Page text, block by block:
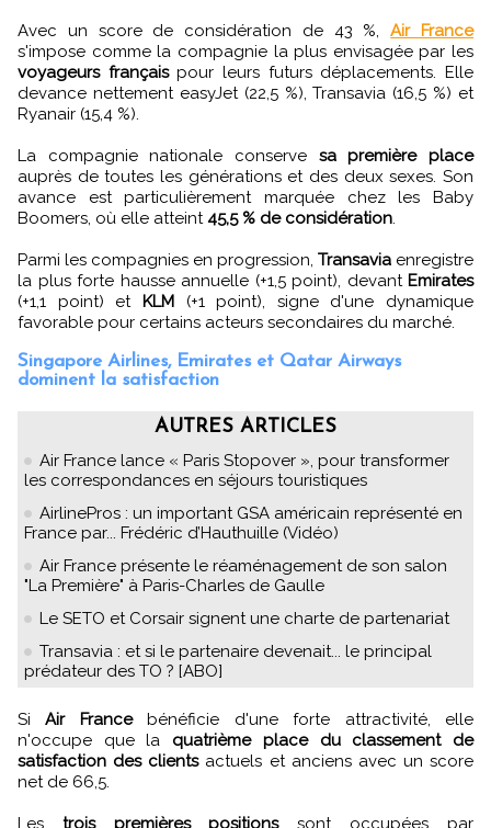
Avec un score de considération de 43 %,Air France
s'impose comme la compagnie la plus envisagée par les
voyageurs françaispour leurs futurs déplacements. Elle
devance nettement easyJet (22,5 %), Transavia (16,5 %) et
Ryanair (15,4 %).
La compagnie nationale conserve sa première place
auprès de toutes les générations et des deux sexes. Son
avance est particulièrement marquée chez les Baby
Boomers, où elle atteint 45,5 % de considération
Parmi les compagnies en progression, Transavia enregistre
la plus forte hausse annuelle (+1,5 point), devant Emirates
(+1,1 point) et KLM(+1 point), signe d'une dynamique
favorable pour certains acteurs secondaires du marché.
Singapore Airlines, Emirates et Qatar Airways
dominent la satisfaction
AUTRES ARTICLES
Air France lance « Paris Stopover », pour transformer
les correspondances en séjours touristiques
AirlinePros : un important GSA américain représenté en
France par... Frédéric d’Hauthuille (Vidéo)
Air France présente le réaménagement de son salon
"La Première" à Paris-Charles de Gaulle
Le SETO et Corsair signent une charte de partenariat
Transavia : et si le partenaire devenait... le principal
prédateur des TO ? [ABO]
SiAir Francebénéficie d'une forte attractivité, elle
n'occupe que la quatrième place du classement de
satisfaction des clients actuels et anciens avec un score
net de 66,5.
Les trois premières positionssont occupées par